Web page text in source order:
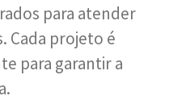
para atender
Cada projeto é
para garantir a